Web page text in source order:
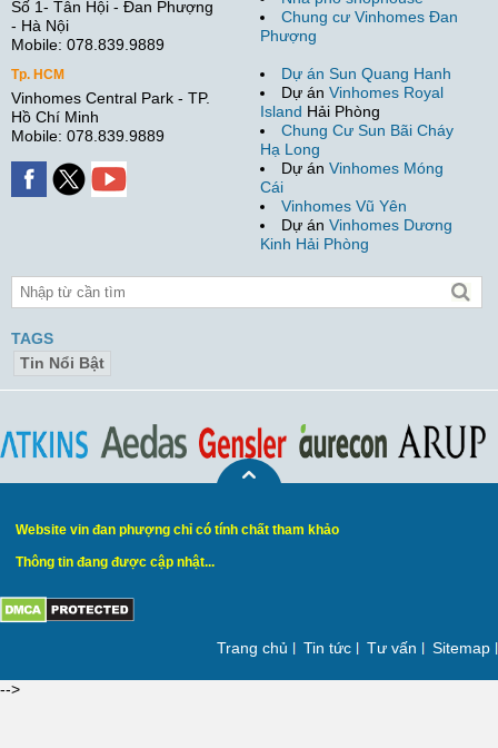
Số 1- Tân Hội - Đan Phượng
- Hà Nội
Mobile: 078.839.9889
Tp. HCM
Vinhomes Central Park - TP.
Hồ Chí Minh
Mobile: 078.839.9889
Chung cư Vinhomes Đan
Phượng
Dự án Sun Quang Hanh
Dự án Vinhomes Royal
Island Hải Phòng
Chung Cư Sun Bãi Cháy
Hạ Long
Dự án Vinhomes Móng
Cái
Vinhomes Vũ Yên
Dự án Vinhomes Dương
Kinh Hải Phòng
TAGS
Tin Nổi Bật
Website vin đan phượng chỉ có tính chất tham khảo
Thông tin đang được cập nhật...
Trang chủ Tin tức Tư vấn Sitemap
-->